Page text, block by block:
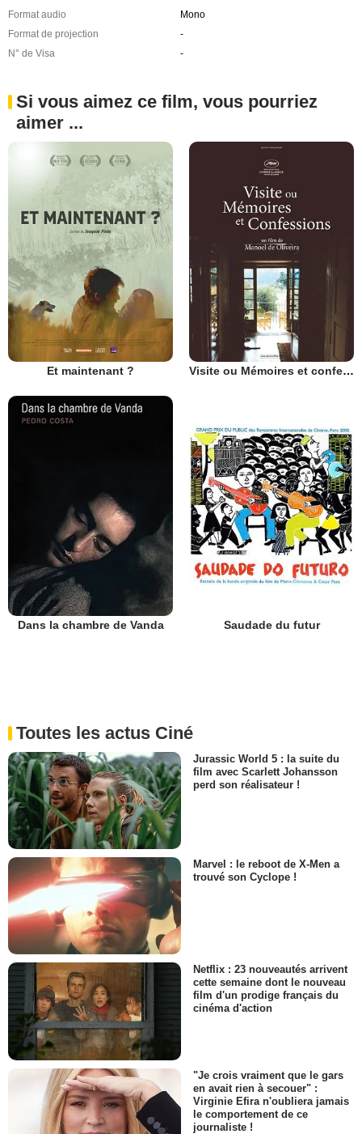
Format audio
Mono
Format de projection
-
N° de Visa
-
Si vous aimez ce film, vous pourriez
aimer ...
Et maintenant ? Visite ou Mémoires et confessions
Dans la chambre de Vanda Saudade du futur
Toutes les actus Ciné
Jurassic World 5 : la suite du
film avec Scarlett Johansson
perd son réalisateur !
Marvel : le reboot de X-Men a
trouvé son Cyclope !
Netflix : 23 nouveautés arrivent
cette semaine dont le nouveau
film d'un prodige français du
cinéma d'action
"Je crois vraiment que le gars
en avait rien à secouer" :
Virginie Efira n'oubliera jamais
le comportement de ce
journaliste !